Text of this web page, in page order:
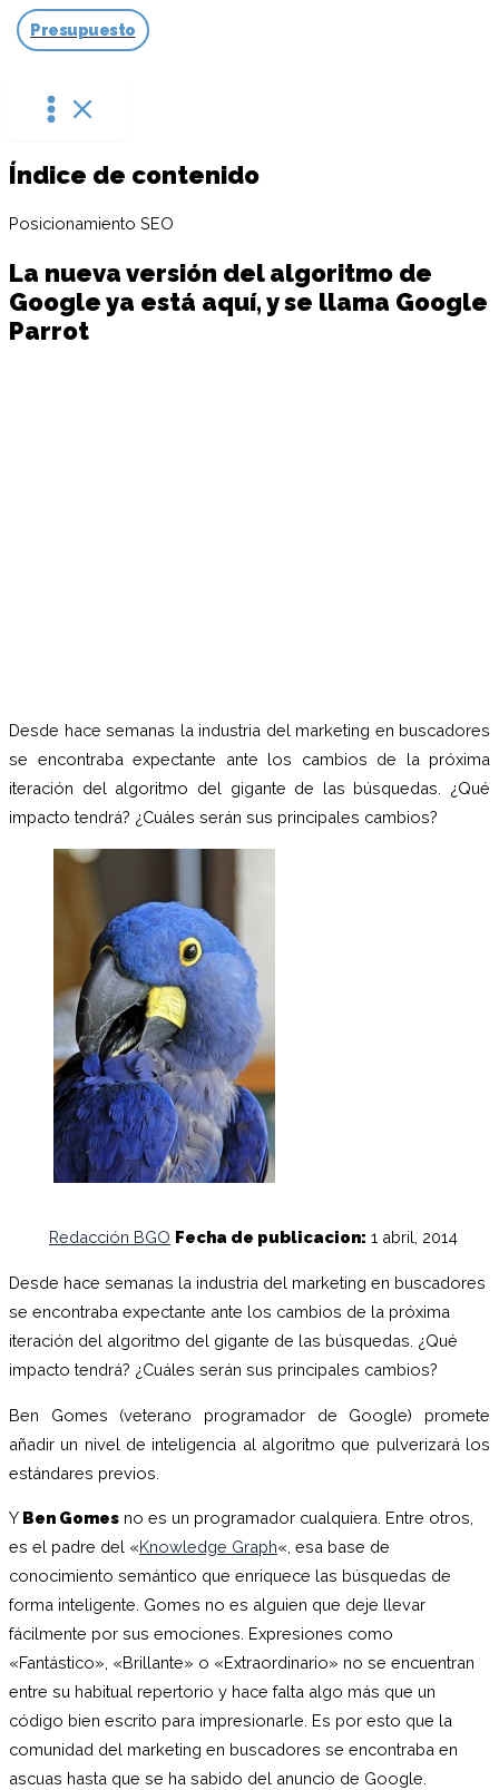
Presupuesto
Índice de contenido
Posicionamiento SEO
La nueva versión del algoritmo de
Google ya está aquí, y se llama Google
Parrot
Desde hace semanas la industria del marketing en buscadores
se encontraba expectante ante los cambios de la próxima
iteración del algoritmo del gigante de las búsquedas. ¿Qué
impacto tendrá? ¿Cuáles serán sus principales cambios?
Redacción BGO Fecha de publicacion: 1 abril, 2014
Desde hace semanas la industria del marketing en buscadores
se encontraba expectante ante los cambios de la próxima
iteración del algoritmo del gigante de las búsquedas. ¿Qué
impacto tendrá? ¿Cuáles serán sus principales cambios?
Ben Gomes (veterano programador de Google) promete
añadir un nivel de inteligencia al algoritmo que pulverizará los
estándares previos.
Y Ben Gomes no es un programador cualquiera. Entre otros,
es el padre del «Knowledge Graph«, esa base de
conocimiento semántico que enriquece las búsquedas de
forma inteligente. Gomes no es alguien que deje llevar
fácilmente por sus emociones. Expresiones como
«Fantástico», «Brillante» o «Extraordinario» no se encuentran
entre su habitual repertorio y hace falta algo más que un
código bien escrito para impresionarle. Es por esto que la
comunidad del marketing en buscadores se encontraba en
ascuas hasta que se ha sabido del anuncio de Google.